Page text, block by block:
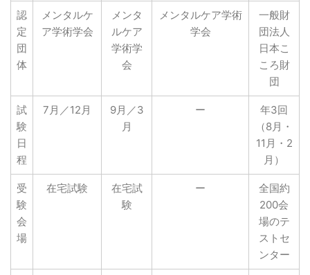
認
定
団
体
メンタルケ
ア学術学会
メンタ
ルケア
学術学
会
メンタルケア学術
学会
一般財
団法人
日本こ
ころ財
団
試
験
日
程
7月／12月
9月／3
月
ー
年3回
（8月・
11月・2
月）
受
験
会
場
在宅試験
在宅試
験
ー
全国約
200会
場のテ
ストセ
ンター